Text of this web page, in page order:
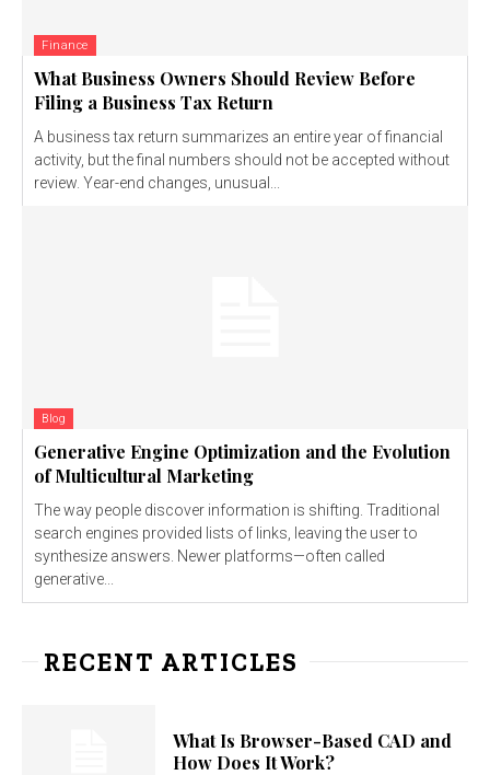
Finance
What Business Owners Should Review Before
Filing a Business Tax Return
A business tax return summarizes an entire year of financial
activity, but the final numbers should not be accepted without
review. Year-end changes, unusual...
Blog
Generative Engine Optimization and the Evolution
of Multicultural Marketing
The way people discover information is shifting. Traditional
search engines provided lists of links, leaving the user to
synthesize answers. Newer platforms—often called
generative...
RECENT ARTICLES
What Is Browser-Based CAD and
How Does It Work?